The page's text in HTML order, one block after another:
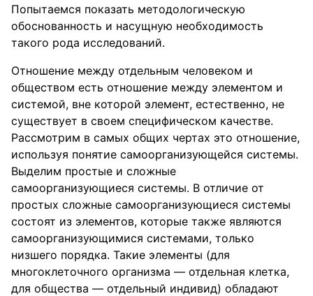
Попытаемся показать методологическую
обоснованность и насущную необходимость
такого рода исследований.
Отношение между отдельным человеком и
обществом есть отношение между элементом и
системой, вне которой элемент, естественно, не
существует в своем специфическом качестве.
Рассмотрим в самых общих чертах это отношение,
используя понятие самоорганизующейся системы.
Выделим простые и сложные
самоорганизующиеся системы. В отличие от
простых сложные самоорганизующиеся системы
состоят из элементов, которые также являются
самоорганизующимися системами, только
низшего порядка. Такие элементы (для
многоклеточного организма — отдельная клетка,
для общества — отдельный индивид) обладают